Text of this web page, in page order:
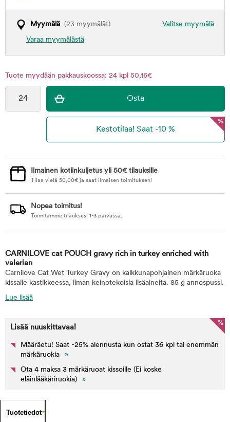
Valitse myymälä
Myymälä (23 myymälät)
Varaa myymälästä
Tuote myydään pakkauskoossa: 24 kpl 50,16€
%
Ilmainen kotiinkuljetus yli 50€ tilauksille
Tilaa vielä 50,00€ ja saat ilmaisen toimituksen!
Nopea toimitus!
Toimitamme tilauksesi 1-3 päivässä.
CARNILOVE cat POUCH gravy rich in turkey enriched with
valerian
Carnilove Cat Wet Turkey Gravy on kalkkunapohjainen märkäruoka
kissalle kastikkeessa, ilman keinotekoisia lisäaineita. 85 g annospussi.
Lue lisää
%
Lisää nuuskittavaa!
Määräetu! Saat -25% alennusta kun ostat 36 kpl tai enemmän
märkäruokia
»
Ota 4 maksa 3 märkäruoat kissoille (Ei koske
eläinlääkäriruokia)
»
Tuotetiedot